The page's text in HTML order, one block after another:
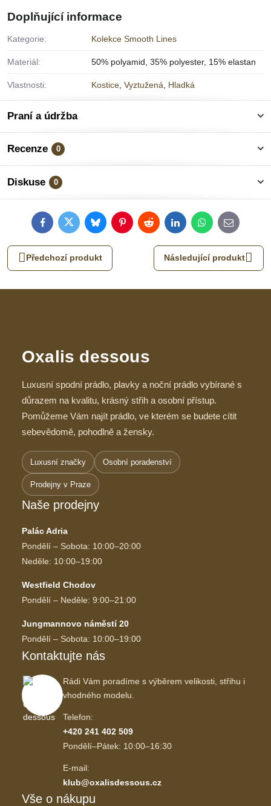
Doplňující informace
Kategorie: Kolekce Smooth Lines
Materiál: 50% polyamid, 35% polyester, 15% elastan
Vlastnosti: Kostice Vyztužená Hladká
Praní a údržba
Recenze 0
Diskuse 0
FacebookTwitterBlueskyPinterestRedditLinkedInWhatsApp
E-
mail
Předchozí produkt Následující produkt
Oxalis dessous
Luxusní spodní prádlo, plavky a noční prádlo vybírané s
důrazem na kvalitu, krásný střih a osobní přístup.
Pomůžeme Vám najít prádlo, ve kterém se budete cítit
sebevědomě, pohodlně a žensky.
Luxusní značky Osobní poradenství
Prodejny v Praze
Naše prodejny
Palác Adria
Pondělí – Sobota: 10:00–20:00
Neděle: 10:00–19:00
Westfield Chodov
Pondělí – Neděle: 9:00–21:00
Jungmannovo náměstí 20
Pondělí – Sobota: 10:00–19:00
Kontaktujte nás
Rádi Vám poradíme s výběrem velikosti, střihu i
vhodného modelu.
Telefon:
+420 241 402 509
Pondělí–Pátek: 10:00–16:30
E-mail:
klub@oxalisdessous.cz
Vše o nákupu